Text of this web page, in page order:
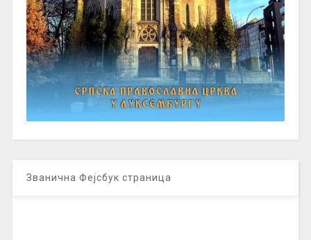
Званична Фејсбук страница